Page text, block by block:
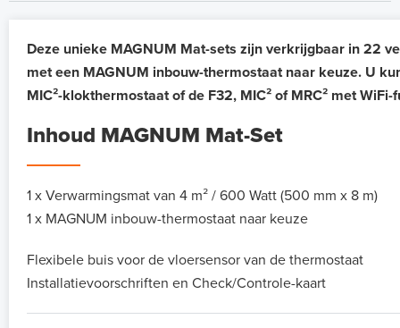
Deze unieke MAGNUM Mat-sets zijn verkrijgbaar in 22
met een MAGNUM inbouw-thermostaat naar keuze. U
MIC²-klokthermostaat of de F32, MIC² of MRC² met WiFi-
Inhoud MAGNUM Mat-Set
1 x Verwarmingsmat van 4 m² / 600 Watt (500 mm x 8 m)
1 x MAGNUM inbouw-thermostaat naar keuze
Flexibele buis voor de vloersensor van de thermostaat
Installatievoorschriften en Check/Controle-kaart